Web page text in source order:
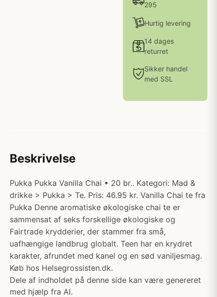
295
Hurtig levering
14 dages
returret
Sikker handel
med SSL
Beskrivelse
Pukka Pukka Vanilla Chai • 20 br.. Kategori: Mad &
drikke > Pukka > Te. Pris: 46.95 kr. Vanilla Chai te fra
Pukka Denne aromatiske økologiske chai te er
sammensat af seks forskellige økologiske og
Fairtrade krydderier, der stammer fra små,
uafhængige landbrug globalt. Teen har en krydret
karakter, afrundet med kanel og en sød vaniljesmag.
Køb hos Helsegrossisten.dk.
Dele af indholdet på denne side kan være genereret
med hjælp fra AI.